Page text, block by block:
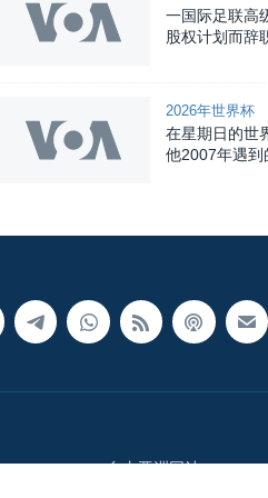
一国际足联高
股权计划而辞
2026年世界杯
在星期日的世
他2007年遇到
自由亚洲网站